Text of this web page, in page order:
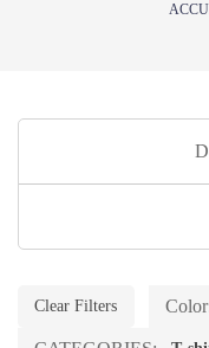
Clear Filters